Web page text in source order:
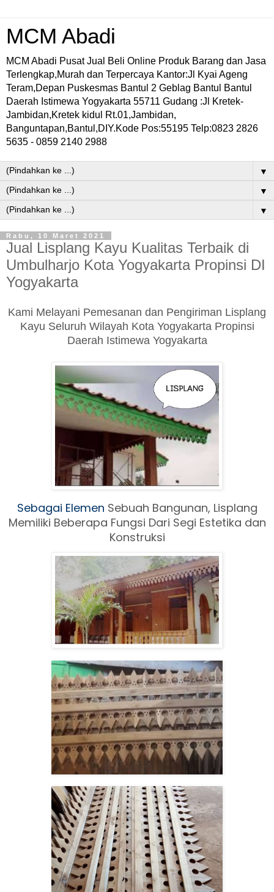
MCM Abadi
MCM Abadi Pusat Jual Beli Online Produk Barang dan Jasa
Terlengkap,Murah dan Terpercaya Kantor:Jl Kyai Ageng
Teram,Depan Puskesmas Bantul 2 Geblag Bantul Bantul
Daerah Istimewa Yogyakarta 55711 Gudang :Jl Kretek-
Jambidan,Kretek kidul Rt.01,Jambidan,
Banguntapan,Bantul,DIY.Kode Pos:55195 Telp:0823 2826
5635 - 0859 2140 2988
▼
▼
▼
Rabu, 10 Maret 2021
Jual Lisplang Kayu Kualitas Terbaik di
Umbulharjo Kota Yogyakarta Propinsi DI
Yogyakarta
Kami Melayani Pemesanan dan Pengiriman Lisplang
Kayu Seluruh Wilayah Kota Yogyakarta Propinsi
Daerah Istimewa Yogyakarta
Sebagai Elemen Sebuah Bangunan, Lisplang
Memiliki Beberapa Fungsi Dari Segi Estetika dan
Konstruksi